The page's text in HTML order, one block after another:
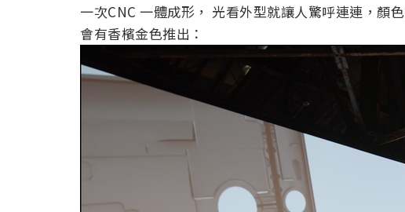
一次CNC 一體成形， 光看外型就讓人驚呼連連，顏
會有香檳金色推出：